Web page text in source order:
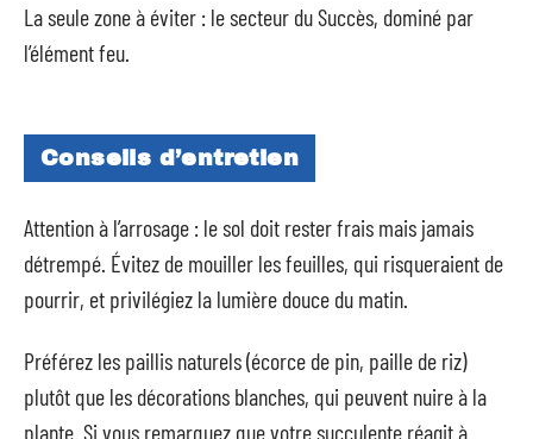
La seule zone à éviter : le secteur du Succès, dominé par
l’élément feu.
Conseils d’entretien
Attention à l’arrosage : le sol doit rester frais mais jamais
détrempé. Évitez de mouiller les feuilles, qui risqueraient de
pourrir, et privilégiez la lumière douce du matin.
Préférez les paillis naturels (écorce de pin, paille de riz)
plutôt que les décorations blanches, qui peuvent nuire à la
plante. Si vous remarquez que votre succulente réagit à